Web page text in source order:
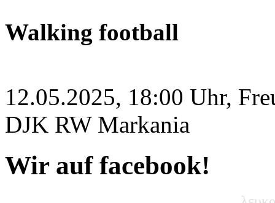
Walking football
12.05.2025, 18:00 Uhr,
DJK RW Markania
Wir auf facebook!